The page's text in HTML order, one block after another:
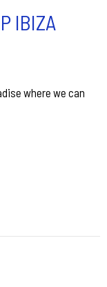
IBIZA
where we can